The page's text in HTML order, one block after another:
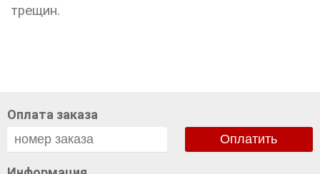
трещин.
Оплата заказа
Оплатить